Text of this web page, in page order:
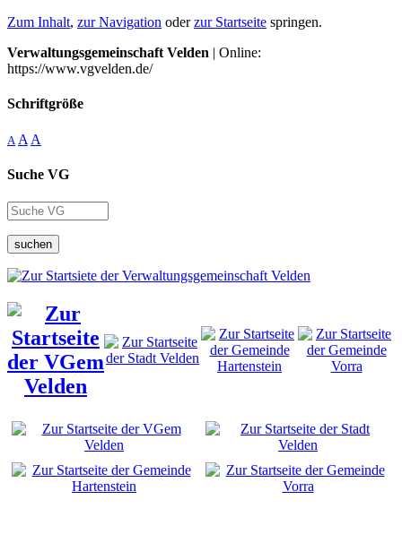
Zum Inhalt, zur Navigation oderzur Startseite springen.
Verwaltungsgemeinschaft Velden | Online:
https://www.vgvelden.de/
Schriftgröße
A A A
Suche VG
suchen